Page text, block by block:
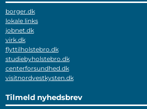
borger.dk
lokale links
jobnet.dk
virk.dk
flyttilholstebro.dk
studiebyholstebro.dk
centerforsundhed.dk
visitnordvestkysten.dk
Tilmeld nyhedsbrev